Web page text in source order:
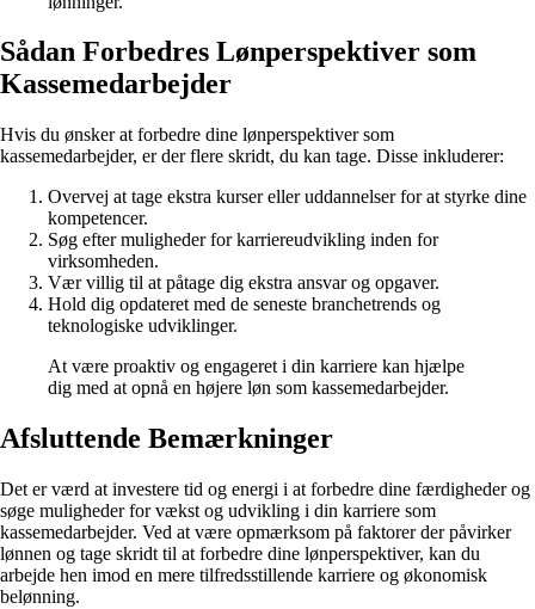
Sådan Forbedres Lønperspektiver som
Kassemedarbejder
Hvis du ønsker at forbedre dine lønperspektiver som
kassemedarbejder, er der flere skridt, du kan tage. Disse inkluderer:
Overvej at tage ekstra kurser eller uddannelser for at styrke dine
kompetencer.
Søg efter muligheder for karriereudvikling inden for
virksomheden.
Vær villig til at påtage dig ekstra ansvar og opgaver.
Hold dig opdateret med de seneste branchetrends og
teknologiske udviklinger.
At være proaktiv og engageret i din karriere kan hjælpe
dig med at opnå en højere løn som kassemedarbejder.
Afsluttende Bemærkninger
Det er værd at investere tid og energi i at forbedre dine færdigheder og
søge muligheder for vækst og udvikling i din karriere som
kassemedarbejder. Ved at være opmærksom på faktorer der påvirker
lønnen og tage skridt til at forbedre dine lønperspektiver, kan du
arbejde hen imod en mere tilfredsstillende karriere og økonomisk
belønning.